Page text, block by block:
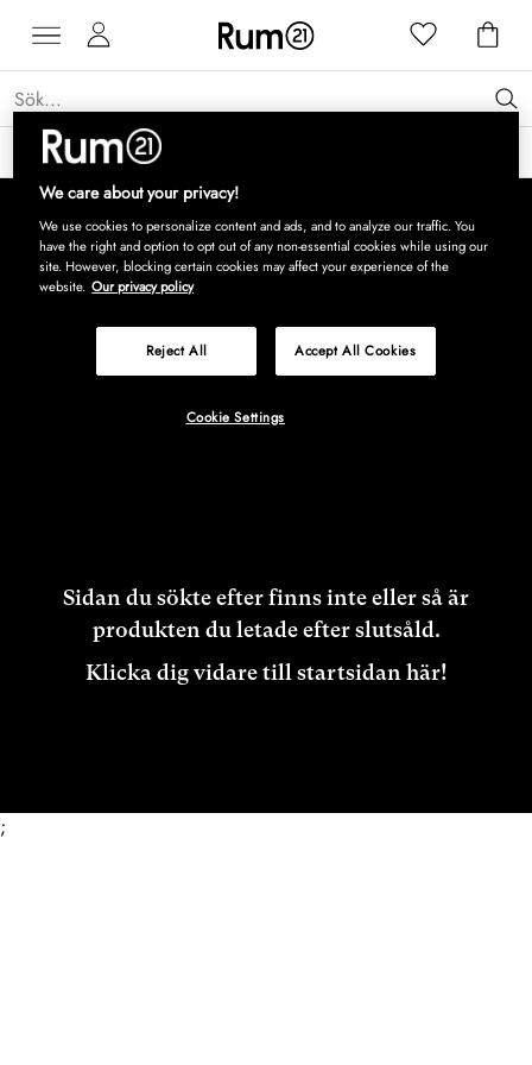
Få 15 % rabatt på Grythyttan Stålmöbler* →
Sidan du sökte efter finns inte eller så är
produkten du letade efter slutsåld.
Klicka dig vidare till startsidan här!
;
We care about your privacy!
We use cookies to personalize content and ads, and to analyze our traffic. You
have the right and option to opt out of any non-essential cookies while using our
site. However, blocking certain cookies may affect your experience of the
website. Our privacy policy
Reject All Accept All Cookies
Cookie Settings